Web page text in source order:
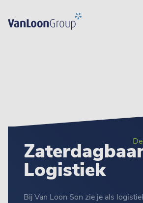
Logistiek
Bij Van Loon Son zie je als